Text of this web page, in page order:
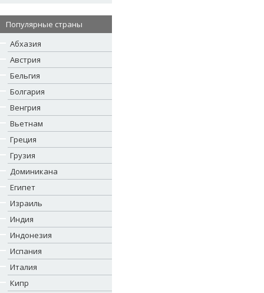
Популярные страны
Абхазия
Австрия
Бельгия
Болгария
Венгрия
Вьетнам
Греция
Грузия
Доминикана
Египет
Израиль
Индия
Индонезия
Испания
Италия
Кипр